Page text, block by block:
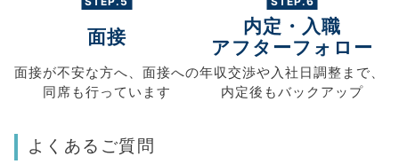
面接
面接が不安な方へ、 面接への
同席も行っています
内定・入職
アフターフォロー
年収交渉や入社日調整まで、
内定後もバックアップ
よくあるご質問